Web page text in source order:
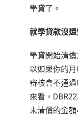
學貸了。
就學貸款沒
學貸開始清
以如果你的
審核會不通
來看，
未清償的金